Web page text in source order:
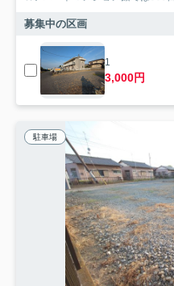
募集中の区画
1
3,000円
駐車場